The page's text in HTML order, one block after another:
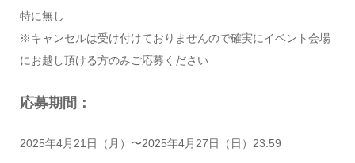
特に無し
※キャンセルは受け付けておりませんので確実にイベント会場
にお越し頂ける方のみご応募ください
応募期間：
2025年4月21日（月）〜2025年4月27日（日）23:59